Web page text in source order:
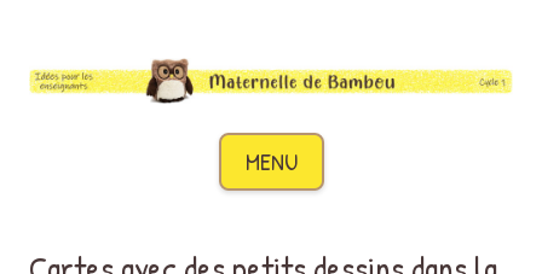
MENU
Aller au contenu